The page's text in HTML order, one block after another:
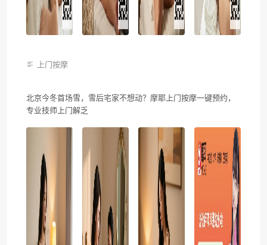
上门按摩
北京今冬首场雪，雪后宅家不想动？摩耶上门按摩一键预约，
专业技师上门解乏